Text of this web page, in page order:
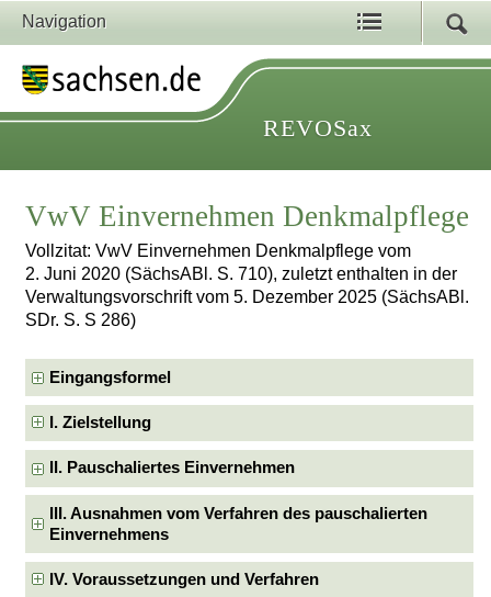
Navigation
REVOSax
VwV Einvernehmen Denkmalpflege
Vollzitat: VwV Einvernehmen Denkmalpflege vom
2. Juni 2020 (SächsABl. S. 710), zuletzt enthalten in der
Verwaltungsvorschrift vom 5. Dezember 2025 (SächsABl.
SDr. S. S 286)
Eingangsformel
I. Zielstellung
II. Pauschaliertes Einvernehmen
III. Ausnahmen vom Verfahren des pauschalierten
Einvernehmens
IV. Voraussetzungen und Verfahren